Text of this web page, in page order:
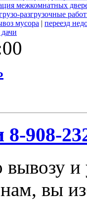
межкомнатных
разгрузочные
мусора | переезд
908-
и
вы